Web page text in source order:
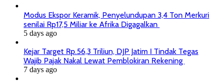
Modus Ekspor Keramik, Penyelundupan 3,4 Ton Merkuri
senilai Rp17,5 Miliar ke Afrika Digagalkan
5 days ago
Kejar Target Rp.56,3 Triliun, DJP Jatim I Tindak Tegas
Wajib Pajak Nakal Lewat Pemblokiran Rekening
7 days ago